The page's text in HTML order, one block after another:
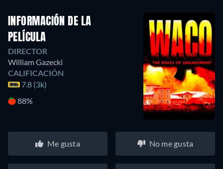
INFORMACIÓN DE LA
PELÍCULA
DIRECTOR
William Gazecki
CALIFICACIÓN
7.8 (3k)
88%
Me gusta No me gusta